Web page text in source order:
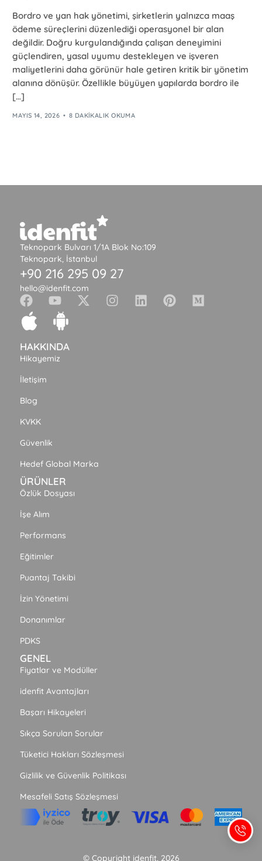
Bordro ve yan hak yönetimi, şirketlerin yalnızca maaş
ödeme süreçlerini düzenlediği operasyonel bir alan
değildir. Doğru kurgulandığında çalışan deneyimini
güçlendiren, yasal uyumu destekleyen ve işveren
maliyetlerini daha görünür hale getiren kritik bir yönetim
alanına dönüşür. Özellikle büyüyen yapılarda bordro ile
[…]
MAYIS 14, 2026 8 DAKIKALIK OKUMA
Teknopark Bulvarı 1/1A Blok No:109
Teknopark, İstanbul
+90 216 295 09 27
hello@idenfit.com
HAKKINDA
Hikayemiz
İletişim
Blog
KVKK
Güvenlik
Hedef Global Marka
ÜRÜNLER
Özlük Dosyası
İşe Alım
Performans
Eğitimler
Puantaj Takibi
İzin Yönetimi
Donanımlar
PDKS
GENEL
Fiyatlar ve Modüller
idenfit Avantajları
Başarı Hikayeleri
Sıkça Sorulan Sorular
Tüketici Hakları Sözleşmesi
Gizlilik ve Güvenlik Politikası
Mesafeli Satış Sözleşmesi
© Copyright idenfit, 2026